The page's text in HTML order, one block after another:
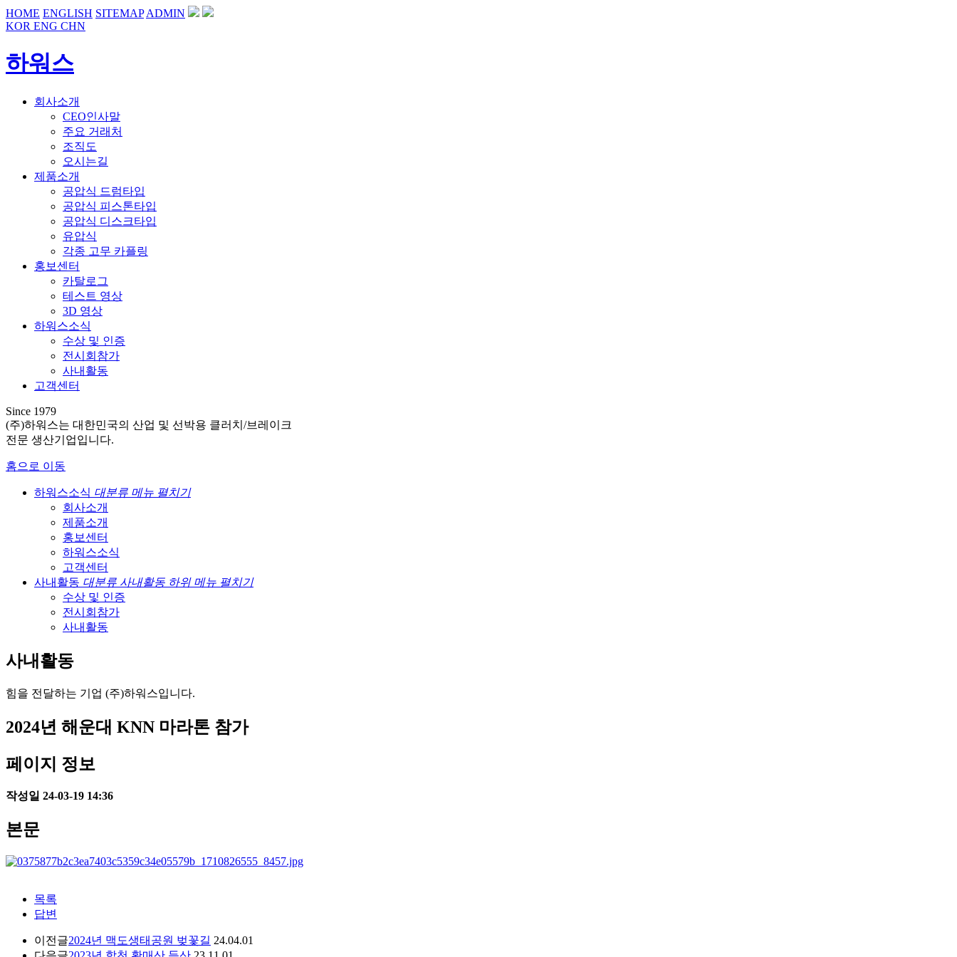
HOME ENGLISH SITEMAP ADMIN
KOR ENG CHN
하워스
회사소개
CEO인사말
주요 거래처
조직도
오시는길
제품소개
공압식 드럼타입
공압식 피스톤타입
공압식 디스크타입
유압식
각종 고무 카플링
홍보센터
카탈로그
테스트 영상
3D 영상
하워스소식
수상 및 인증
전시회참가
사내활동
고객센터
Since 1979
(주)하워스는 대한민국의 산업 및 선박용 클러치/브레이크
전문 생산기업입니다.
홈으로 이동
하워스소식 대분류 메뉴 펼치기
회사소개
제품소개
홍보센터
하워스소식
고객센터
사내활동 대분류 사내활동 하위 메뉴 펼치기
수상 및 인증
전시회참가
사내활동
사내활동
힘을 전달하는 기업 (주)하워스입니다.
2024년 해운대 KNN 마라톤 참가
페이지 정보
작성일 24-03-19 14:36
본문
목록
답변
이전글2024년 맥도생태공원 벚꽃길 24.04.01